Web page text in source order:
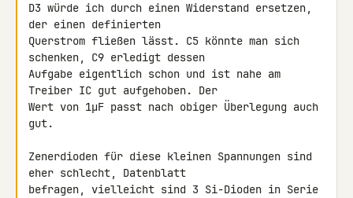
D3 würde ich durch einen Widerstand ersetzen,
der einen definierten
Querstrom fließen lässt. C5 könnte man sich
schenken, C9 erledigt dessen
Aufgabe eigentlich schon und ist nahe am
Treiber IC gut aufgehoben. Der
Wert von 1µF passt nach obiger Überlegung auch
gut.
Zenerdioden für diese kleinen Spannungen sind
eher schlecht, Datenblatt
befragen, vielleicht sind 3 Si-Dioden in Serie